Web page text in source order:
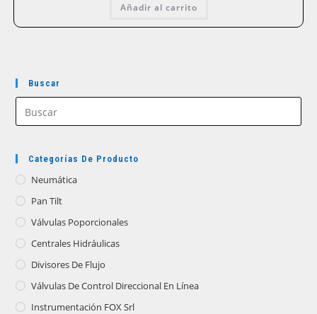
Añadir al carrito
Buscar
Categorías De Producto
Neumática
Pan Tilt
Válvulas Poporcionales
Centrales Hidráulicas
Divisores De Flujo
Válvulas De Control Direccional En Línea
Instrumentación FOX Srl